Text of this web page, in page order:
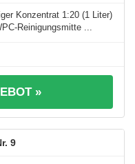
Konzentrat 1:20 (1 Liter)
Reinigungsmitte ...
»
9